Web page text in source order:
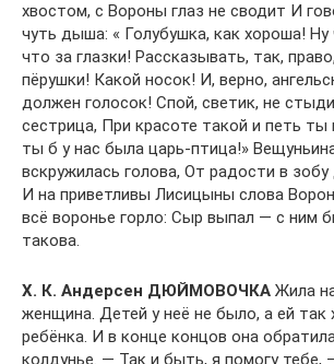
хвостом, с Вороны глаз не сводит И
чуть дыша: « Голубушка, как хороша! Ну
что за глазки! Рассказывать, так,
пёрушки! Какой носок! И, верно,
должен голосок! Спой, светик, не
сестрица, При красоте такой и петь ты
ты б у нас была царь-птица!»
вскружилась голова, От радости в
И на приветливы Лисицыны слова
всё воронье горло: Сыр выпал — с ним
такова.
Х. К. Андерсен ДЮЙМОВОЧКА Жила
женщина. Детей у неё не было, а ей так
ребёнка. И в конце концов она
колдунье. — Так и быть, я помогу тебе,